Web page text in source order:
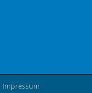
Impressum